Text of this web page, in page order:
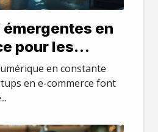
en
pour les
les avant
en constante
en e-commerce font